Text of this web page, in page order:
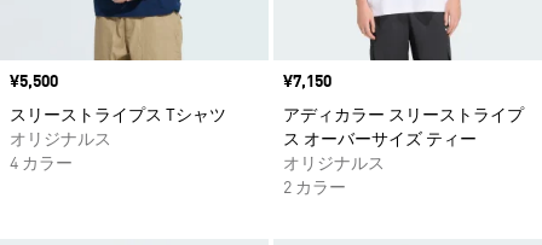
価格
¥5,500
スリーストライプス Tシャツ
オリジナルス
4 カラー
価格
¥7,150
アディカラー スリーストライプ
ス オーバーサイズ ティー
オリジナルス
2 カラー